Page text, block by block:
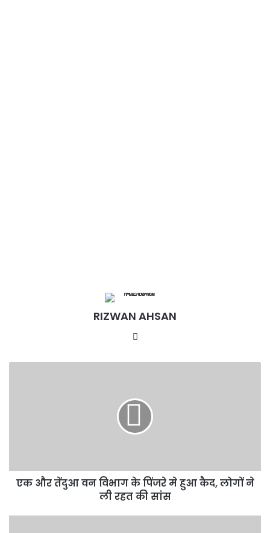
RIZWAN AHSAN
हुआ
कैद,एक और तेंदुआ वन विभाग के पिंजरे मे हुआ कैद, लोगों ने
ली रहत की सांस